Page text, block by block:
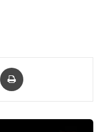
via mail